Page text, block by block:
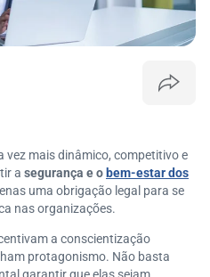
vez mais dinâmico, competitivo e
a segurança e o bem-estar dos
uma obrigação legal para se
nas organizações.
a conscientização
protagonismo. Não basta